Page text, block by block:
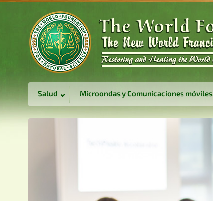
Salud Microondas y Comunicaciones móviles